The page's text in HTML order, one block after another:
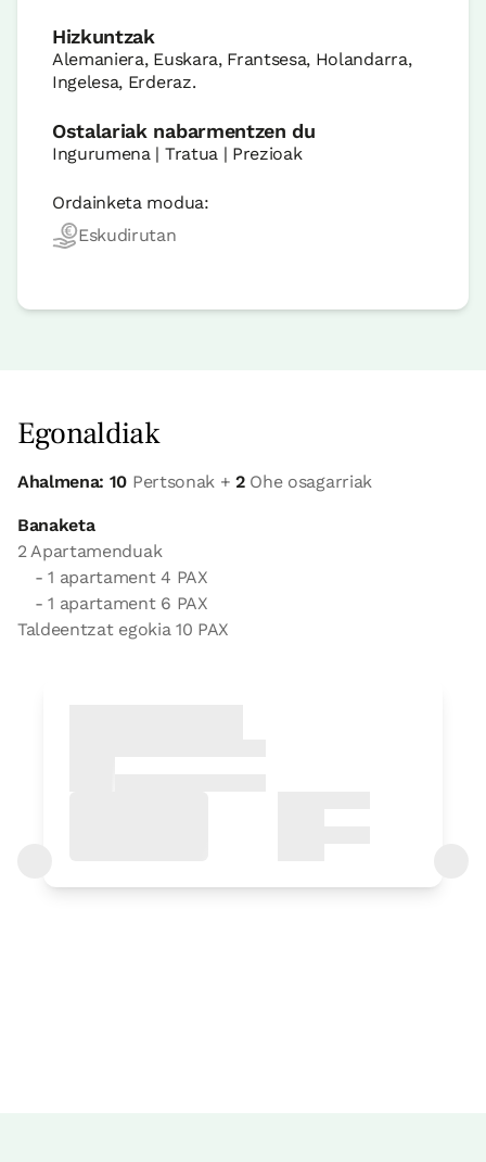
Hizkuntzak
Alemaniera, Euskara, Frantsesa, Holandarra,
Ingelesa, Erderaz.
Ostalariak nabarmentzen du
Ingurumena | Tratua | Prezioak
Ordainketa modua:
Eskudirutan
Egonaldiak
Ahalmena: 10 Pertsonak +2Ohe osagarriak
Banaketa
2 Apartamenduak
- 1 apartament 4 PAX
- 1 apartament 6 PAX
Taldeentzat egokia 10 PAX